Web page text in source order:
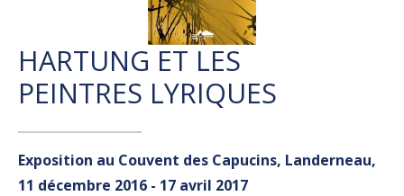
HARTUNG ET LES
PEINTRES LYRIQUES
Exposition au Couvent des Capucins, Landerneau,
11 décembre 2016 - 17 avril 2017